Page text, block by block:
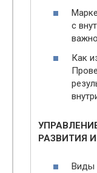
с
Как
РАЗВИТИЯ
Виды